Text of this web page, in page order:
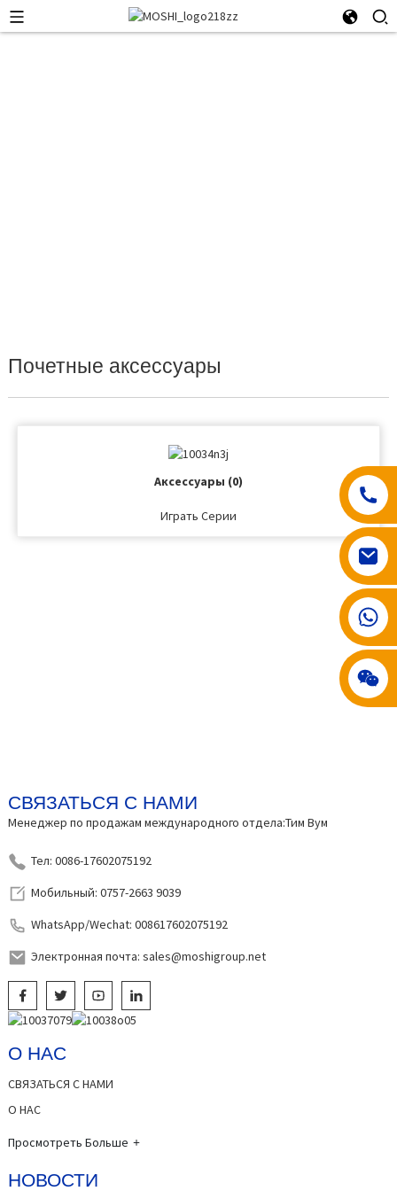
Почетные аксессуары
Аксессуары (0)
Играть Серии
СВЯЗАТЬСЯ С НАМИ
Менеджер по продажам международного отдела:Тим Вум
Тел: 0086-17602075192
Мобильный: 0757-2663 9039
WhatsApp/Wechat: 008617602075192
Электронная почта: sales@moshigroup.net
О НАС
СВЯЗАТЬСЯ С НАМИ
О НАС
Просмотреть Больше
НОВОСТИ